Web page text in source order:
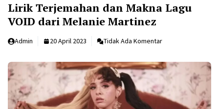
Lirik Terjemahan dan Makna Lagu
VOID dari Melanie Martinez
Admin 20 April 2023 Tidak Ada Komentar